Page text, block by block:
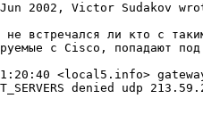
Jun 2002, Victor Sudakov
не встречался ли кто с
с Cisco, попадают под
<local5.info>
denied udp